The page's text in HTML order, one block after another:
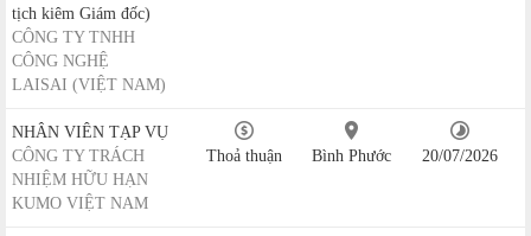
tịch kiêm Giám đốc)
CÔNG TY TNHH
CÔNG NGHỆ
LAISAI (VIỆT NAM)
NHÂN VIÊN TẠP VỤ
CÔNG TY TRÁCH
NHIỆM HỮU HẠN
KUMO VIỆT NAM
Thoả thuận Bình Phước 20/07/2026